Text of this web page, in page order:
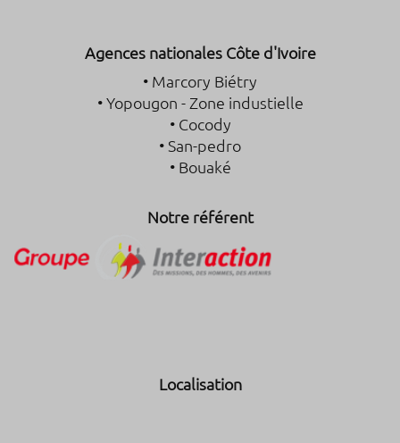
Agences nationales Côte d'Ivoire
• Marcory Biétry
• Yopougon - Zone industielle
• Cocody
• San-pedro
• Bouaké
Notre référent
Localisation